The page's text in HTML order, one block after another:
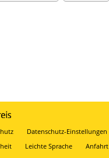
Datenschutz-Einstellungen
Leichte Sprache Anfahrt